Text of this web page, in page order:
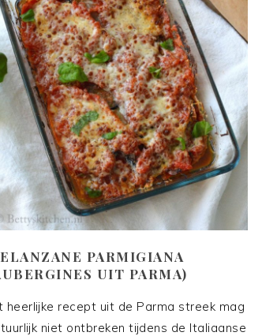
PARMIGIANA
UIT PARMA)
heerlijke recept uit de Parma streek mag
niet ontbreken tijdens de Italiaanse